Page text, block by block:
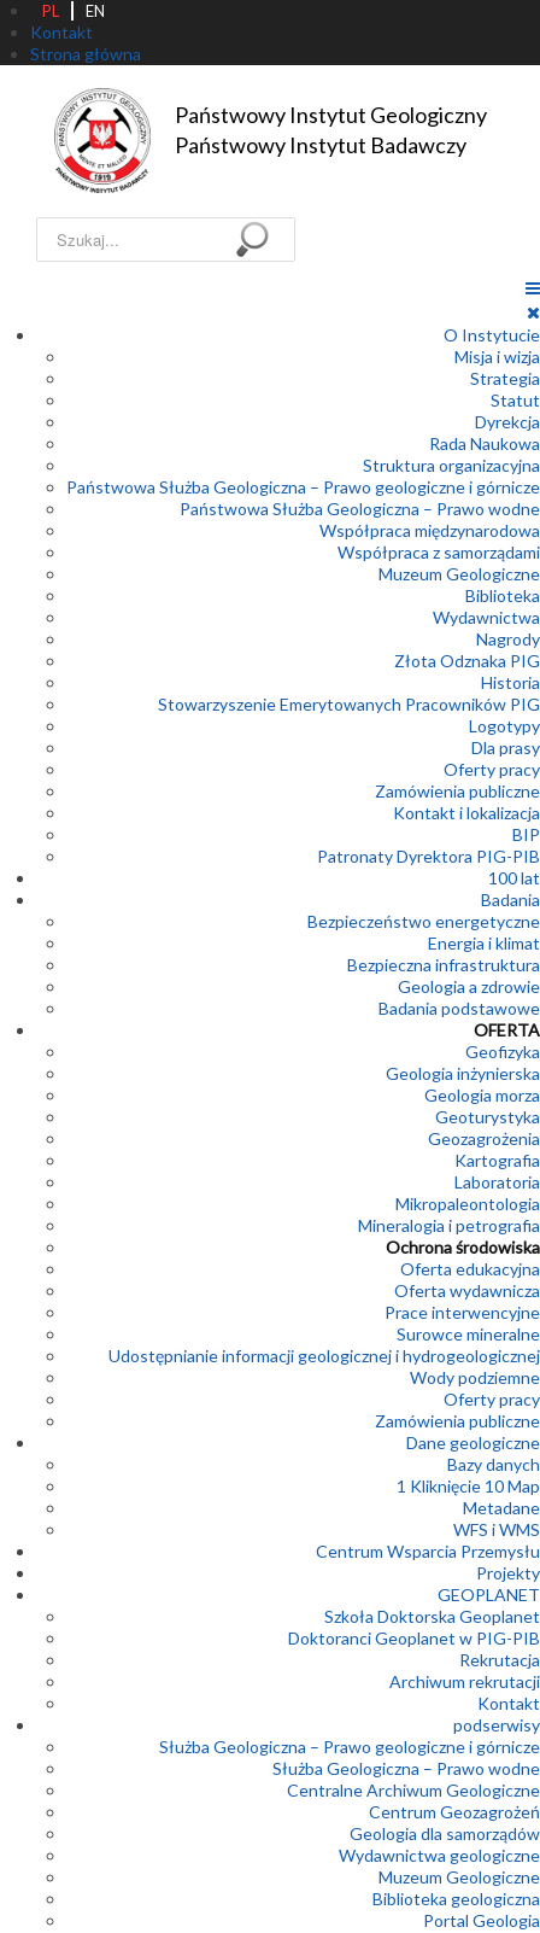
PL EN
Kontakt
Strona główna
Państwowy Instytut Geologiczny
Państwowy Instytut Badawczy
Szukaj...
O Instytucie
Misja i wizja
Strategia
Statut
Dyrekcja
Rada Naukowa
Struktura organizacyjna
Państwowa Służba Geologiczna – Prawo geologiczne i górnicze
Państwowa Służba Geologiczna – Prawo wodne
Współpraca międzynarodowa
Współpraca z samorządami
Muzeum Geologiczne
Biblioteka
Wydawnictwa
Nagrody
Złota Odznaka PIG
Historia
Stowarzyszenie Emerytowanych Pracowników PIG
Logotypy
Dla prasy
Oferty pracy
Zamówienia publiczne
Kontakt i lokalizacja
BIP
Patronaty Dyrektora PIG-PIB
100 lat
Badania
Bezpieczeństwo energetyczne
Energia i klimat
Bezpieczna infrastruktura
Geologia a zdrowie
Badania podstawowe
OFERTA
Geofizyka
Geologia inżynierska
Geologia morza
Geoturystyka
Geozagrożenia
Kartografia
Laboratoria
Mikropaleontologia
Mineralogia i petrografia
Ochrona środowiska
Oferta edukacyjna
Oferta wydawnicza
Prace interwencyjne
Surowce mineralne
Udostępnianie informacji geologicznej i hydrogeologicznej
Wody podziemne
Oferty pracy
Zamówienia publiczne
Dane geologiczne
Bazy danych
1 Kliknięcie 10 Map
Metadane
WFS i WMS
Centrum Wsparcia Przemysłu
Projekty
GEOPLANET
Szkoła Doktorska Geoplanet
Doktoranci Geoplanet w PIG-PIB
Rekrutacja
Archiwum rekrutacji
Kontakt
podserwisy
Służba Geologiczna – Prawo geologiczne i górnicze
Służba Geologiczna – Prawo wodne
Centralne Archiwum Geologiczne
Centrum Geozagrożeń
Geologia dla samorządów
Wydawnictwa geologiczne
Muzeum Geologiczne
Biblioteka geologiczna
Portal Geologia